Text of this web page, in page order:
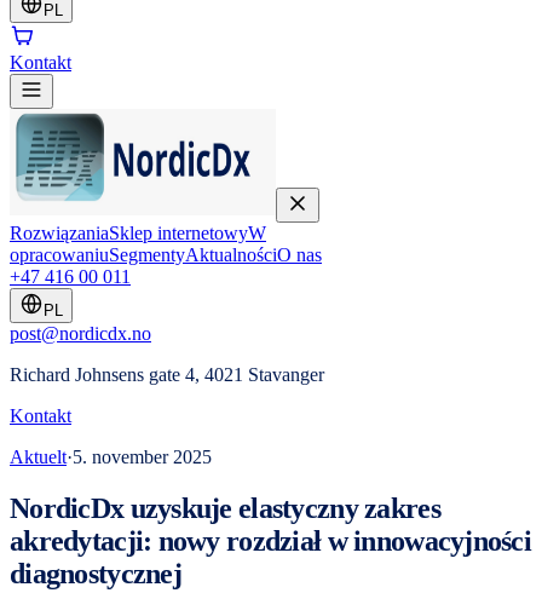
PL
Kontakt
RozwiązaniaSklep internetowyW
opracowaniuSegmentyAktualnościO nas
+47 416 00 011
PL
post@nordicdx.no
Richard Johnsens gate 4, 4021 Stavanger
Kontakt
Aktuelt·5. november 2025
NordicDx uzyskuje elastyczny zakres
akredytacji: nowy rozdział w innowacyjności
diagnostycznej